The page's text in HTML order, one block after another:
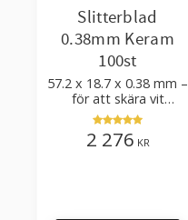
Slitterblad
0.38mm Keram
100st
57.2 x 18.7 x 0.38 mm –
för att skära vit
plastfilm med tillsatser
2 276 KR